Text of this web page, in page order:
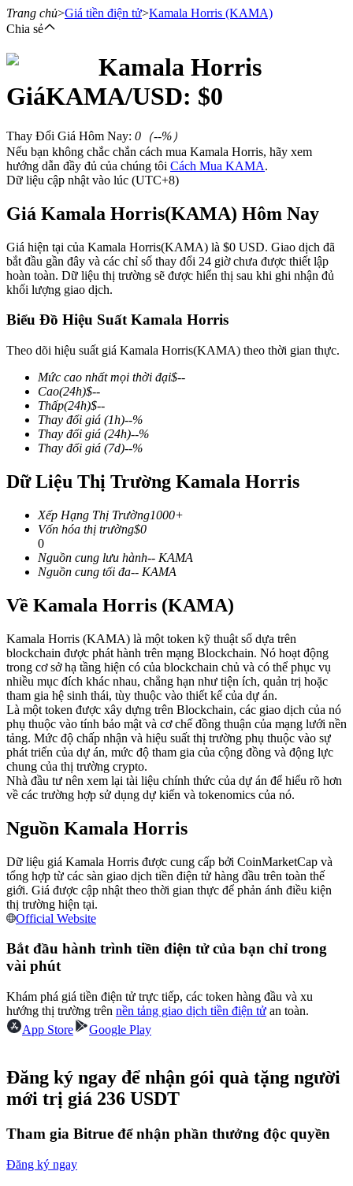
Hợp đồng tương lai
Futures sử dụng USDT làm tài sản thế chấp
COIN-M Futures
Futures sử dụng token làm tài sản thế chấp
TradFi
Phái sinh cổ phiếu, ngoại hối, kim loại quý và hàng hóa
USDC Futures vĩnh cửu
Futures sử dụng USDC làm tài sản thế chấp
Sao chép Giao dịch
Tham gia cùng các nhà giao dịch hàng đầu
Trở thành Nhà giao dịch Sao chép
Tận hưởng chia sẻ lợi nhuận và hoa hồng giao dịch sao chép
Trang chủ>Giá tiền điện tử>Kamala Horris (KAMA)
Chia sẻ
Kamala Horris
GiáKAMA/USD: $0
Thay Đổi Giá Hôm Nay: 0 （--%）
Nếu bạn không chắc chắn cách mua Kamala Horris, hãy xem
hướng dẫn đầy đủ của chúng tôi Cách Mua KAMA.
Dữ liệu cập nhật vào lúc (UTC+8)
Giá Kamala Horris(KAMA) Hôm Nay
Giá hiện tại của Kamala Horris(KAMA) là $0 USD. Giao dịch đã
bắt đầu gần đây và các chỉ số thay đổi 24 giờ chưa được thiết lập
hoàn toàn. Dữ liệu thị trường sẽ được hiển thị sau khi ghi nhận đủ
khối lượng giao dịch.
Biểu Đồ Hiệu Suất Kamala Horris
Theo dõi hiệu suất giá Kamala Horris(KAMA) theo thời gian thực.
Mức cao nhất mọi thời đại$--
Cao(24h)$--
Thấp(24h)$--
Thay đổi giá (1h)--%
Thay đổi giá (24h)--%
Thay đổi giá (7d)--%
Dữ Liệu Thị Trường Kamala Horris
Xếp Hạng Thị Trường1000+
Vốn hóa thị trường$0
0
Nguồn cung lưu hành-- KAMA
Nguồn cung tối đa-- KAMA
Về Kamala Horris (KAMA)
Kamala Horris (KAMA) là một token kỹ thuật số dựa trên
blockchain được phát hành trên mạng Blockchain. Nó hoạt động
trong cơ sở hạ tầng hiện có của blockchain chủ và có thể phục vụ
nhiều mục đích khác nhau, chẳng hạn như tiện ích, quản trị hoặc
tham gia hệ sinh thái, tùy thuộc vào thiết kế của dự án.
Là một token được xây dựng trên Blockchain, các giao dịch của nó
phụ thuộc vào tính bảo mật và cơ chế đồng thuận của mạng lưới nền
tảng. Mức độ chấp nhận và hiệu suất thị trường phụ thuộc vào sự
phát triển của dự án, mức độ tham gia của cộng đồng và động lực
chung của thị trường crypto.
Nhà đầu tư nên xem lại tài liệu chính thức của dự án để hiểu rõ hơn
về các trường hợp sử dụng dự kiến và tokenomics của nó.
Nguồn Kamala Horris
Dữ liệu giá Kamala Horris được cung cấp bởi CoinMarketCap và
tổng hợp từ các sàn giao dịch tiền điện tử hàng đầu trên toàn thế
giới. Giá được cập nhật theo thời gian thực để phản ánh điều kiện
thị trường hiện tại.
Official Website
Bắt đầu hành trình tiền điện tử của bạn chỉ trong
vài phút
Khám phá giá tiền điện tử trực tiếp, các token hàng đầu và xu
hướng thị trường trên nền tảng giao dịch tiền điện tử an toàn.
App Store
Google Play
Đăng ký ngay để nhận gói quà tặng người
mới trị giá 236 USDT
Tham gia Bitrue để nhận phần thưởng độc quyền
Đăng ký ngay